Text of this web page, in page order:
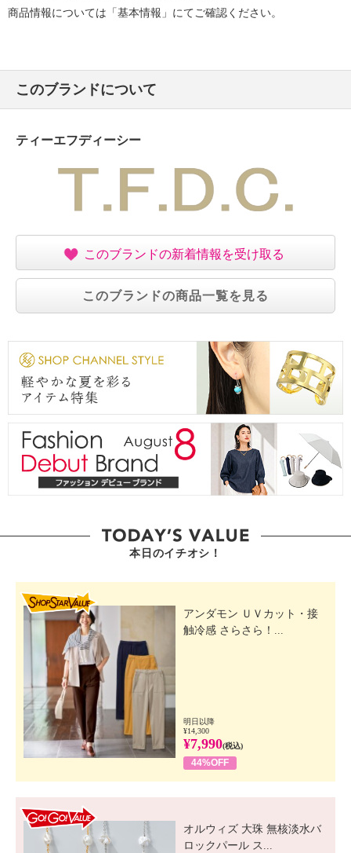
商品情報については「基本情報」にてご確認ください。
このブランドについて
ティーエフディーシー
このブランドの新着情報を受け取る
このブランドの商品一覧を見る
本日のイチオシ！
アンダモン ＵＶカット・接
触冷感 さらさら！...
明日以降
¥14,300
¥7,990(税込)
44%OFF
オルウィズ 大珠 無核淡水バ
ロックパール ス...